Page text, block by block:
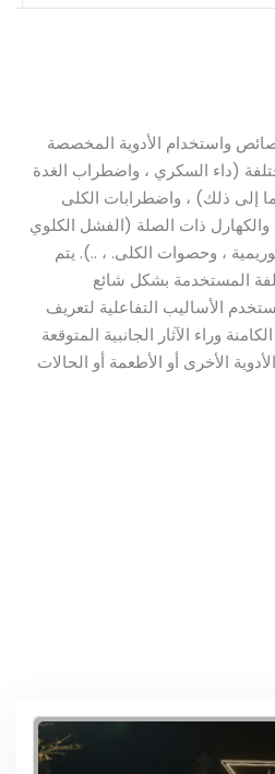
واستخدام الأدوية المخصصة
(داء السكري ، واضطراب الغدة
إلى ذلك) ، واضطرابات الكلى
ذات الصلة (الفشل الكلوي
، وحصوات الكلى. ، ..). يتم
المستخدمة بشكل شائع
الأساليب التفاعلية لتعريف
وراء الآثار الجانبية المتوقعة
الأخرى أو الأطعمة أو الحالات